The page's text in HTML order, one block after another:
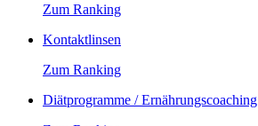
Zum Ranking
Kontaktlinsen
Zum Ranking
Diätprogramme / Ernährungscoaching